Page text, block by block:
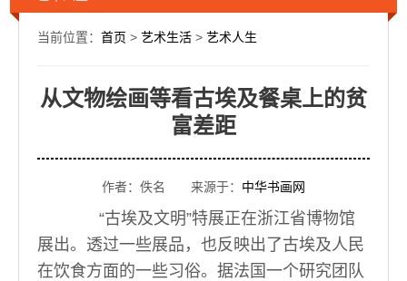
当前位置： 首页 > 艺术生活 > 艺术人生
从文物绘画等看古埃及餐桌上的贫
富差距
作者：佚名 来源于： 中华书画网
“古埃及文明”特展正在浙江省博物馆
展出。透过一些展品，也反映出了古埃及人民
在饮食方面的一些习俗。据法国一个研究团队